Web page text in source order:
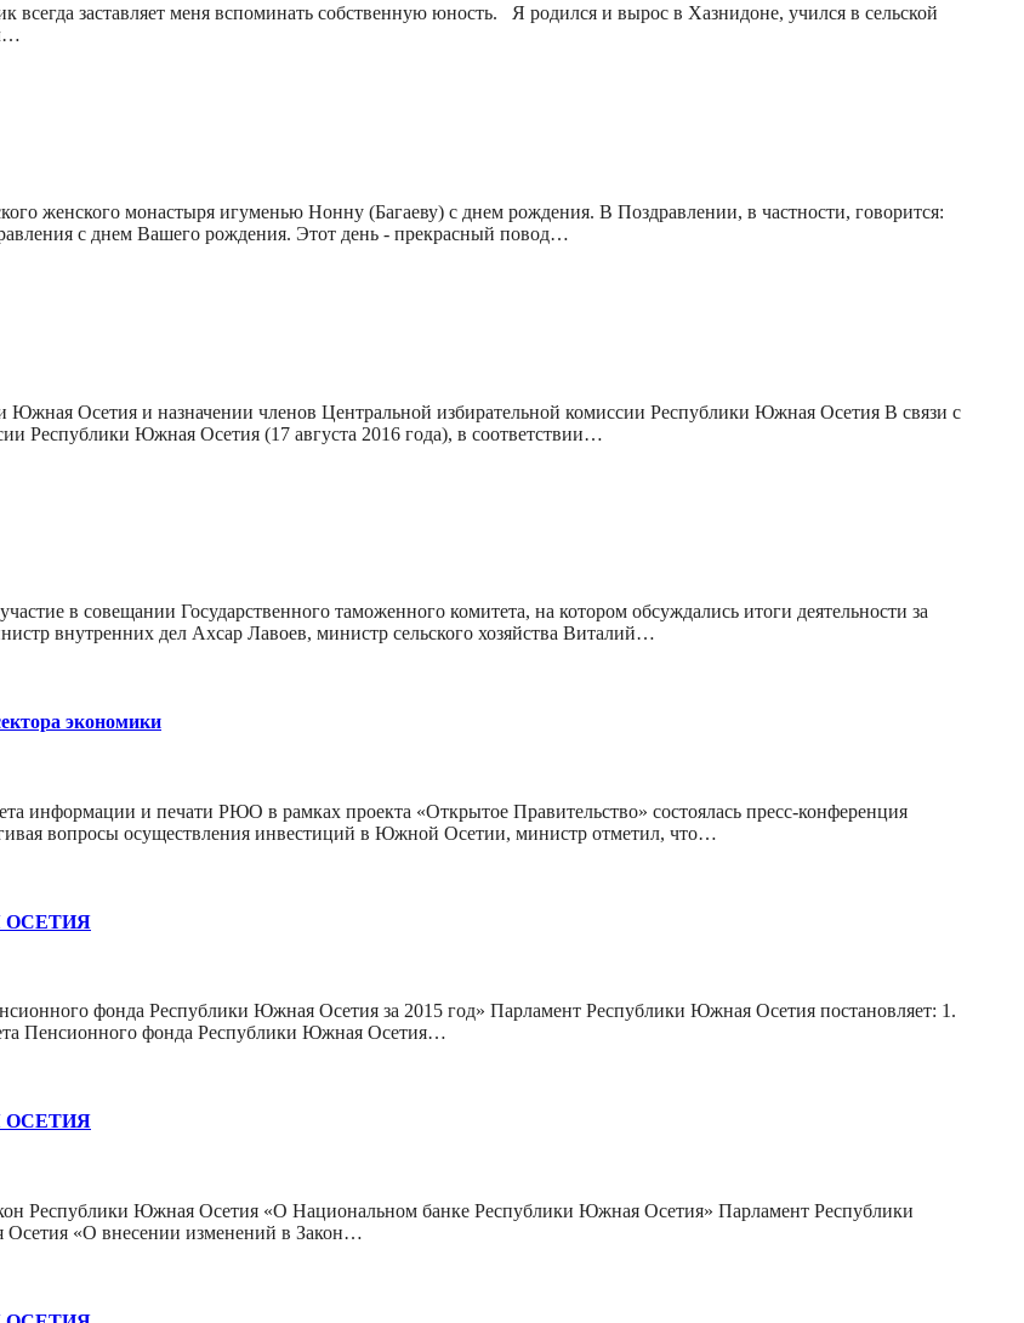
заставляет меня вспоминать собственную юность. Я родился и вырос в Хазнидоне, учился в сельской
женского монастыря игуменью Нонну (Багаеву) с днем рождения. В Поздравлении, в частности, говорится:
с днем Вашего рождения. Этот день - прекрасный повод…
Южная Осетия и назначении членов Центральной избирательной комиссии Республики Южная Осетия В связи с
Республики Южная Осетия (17 августа 2016 года), в соответствии…
в совещании Государственного таможенного комитета, на котором обсуждались итоги деятельности за
внутренних дел Ахсар Лавоев, министр сельского хозяйства Виталий…
экономики
информации и печати РЮО в рамках проекта «Открытое Правительство» состоялась пресс-конференция
вопросы осуществления инвестиций в Южной Осетии, министр отметил, что…
ОСЕТИЯ
фонда Республики Южная Осетия за 2015 год» Парламент Республики Южная Осетия постановляет: 1.
Пенсионного фонда Республики Южная Осетия…
ОСЕТИЯ
Республики Южная Осетия «О Национальном банке Республики Южная Осетия» Парламент Республики
«О внесении изменений в Закон…